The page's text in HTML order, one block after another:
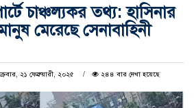
চাঞ্চল্যকর তথ্য: হাসিনার
মেরেছে সেনাবাহিনী
২১ ফেব্রুয়ারী, ২০২৫ ২৪৪ বার দেখা হয়েছে